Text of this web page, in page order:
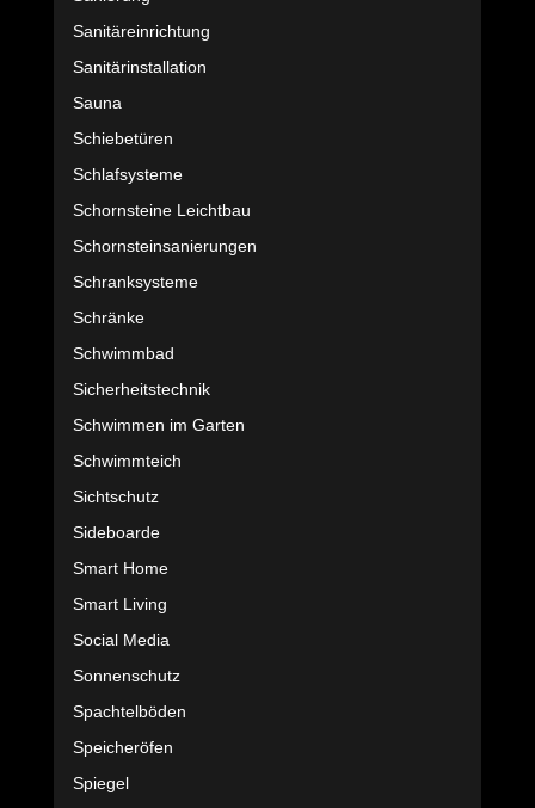
Sanitäreinrichtung
Sanitärinstallation
Sauna
Schiebetüren
Schlafsysteme
Schornsteine Leichtbau
Schornsteinsanierungen
Schranksysteme
Schränke
Schwimmbad
Sicherheitstechnik
Schwimmen im Garten
Schwimmteich
Sichtschutz
Sideboarde
Smart Home
Smart Living
Social Media
Sonnenschutz
Spachtelböden
Speicheröfen
Spiegel